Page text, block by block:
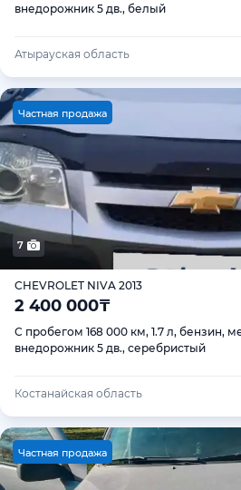
внедорожник 5 дв., белый
Атырауская область
Частная продажа
7
CHEVROLET NIVA 2013
2 400 000₸
С пробегом 168 000 км, 1.7 л, бензин,
внедорожник 5 дв., серебристый
Костанайская область
Частная продажа